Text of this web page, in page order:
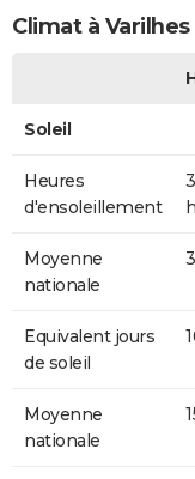
Climat à
Soleil
Heures
d'ensoleillement
h
Moyenne
nationale
Equivalent jours
de soleil
Moyenne
nationale